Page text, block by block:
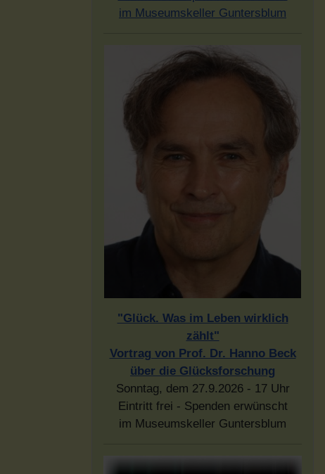
im Museumskeller Guntersblum
"Glück. Was im Leben wirklich
zählt"
Vortrag von Prof. Dr. Hanno Beck
über die Glücksforschung
Sonntag, dem 27.9.2026 - 17 Uhr
Eintritt frei - Spenden erwünscht
im Museumskeller Guntersblum